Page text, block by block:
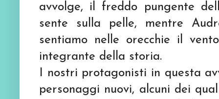
avvolge, il freddo pungente
sente sulla pelle, mentre
sentiamo nelle orecchie il
integrante della storia.
I nostri protagonisti in questa
personaggi nuovi, alcuni dei